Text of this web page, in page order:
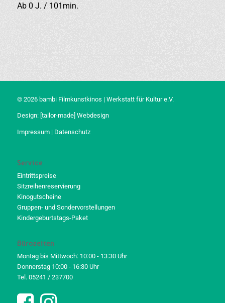
Ab 0 J. / 101min.
© 2026 bambi Filmkunstkinos | Werkstatt für Kultur e.V.
Design: [tailor-made] Webdesign
Impressum| Datenschutz
Service
Eintrittspreise
Sitzreihenreservierung
Kinogutscheine
Gruppen- und Sondervorstellungen
Kindergeburtstags-Paket
Bürozeiten
Montag bis Mittwoch: 10:00 - 13:30 Uhr
Donnerstag 10:00 - 16:30 Uhr
Tel. 05241 / 237700